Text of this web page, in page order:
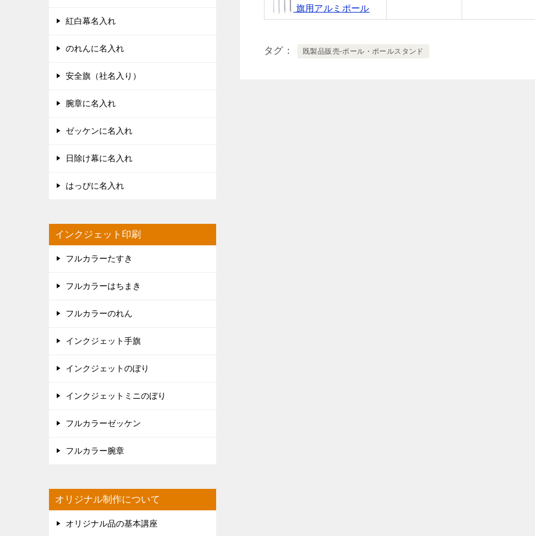
旗用アルミポール
タグ 既製品販売-ポール・ポールスタンド
紅白幕名入れ
のれんに名入れ
安全旗（社名入り）
腕章に名入れ
ゼッケンに名入れ
日除け幕に名入れ
はっぴに名入れ
インクジェット印刷
フルカラーたすき
フルカラーはちまき
フルカラーのれん
インクジェット手旗
インクジェットのぼり
インクジェットミニのぼり
フルカラーゼッケン
フルカラー腕章
オリジナル制作について
オリジナル品の基本講座